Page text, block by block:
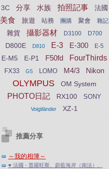
3C 分享 水族 拍照記事 法國
美食 旅遊 站務 團購 聚會 雜記
雜貨 攝影器材 D3100 D700
D800E D810 E-3 E-300 E-5
E-M5 E-P1 F50fd FourThirds
FX33 G5 LOMO M4/3 Nikon
OLYMPUS OM System
PHOTO日記 RX100 SONY
Voigtländer XZ-1
推薦分享
～我的相簿～
♥ 法國 - 普羅旺斯、蔚藍海岸（南法）、